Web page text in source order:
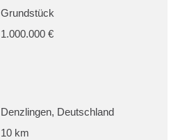
Grundstück
1.000.000 €
Denzlingen, Deutschland
10 km